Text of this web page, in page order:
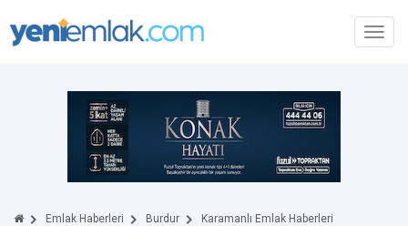
Emlak Haberleri Burdur Karamanlı Emlak Haberleri